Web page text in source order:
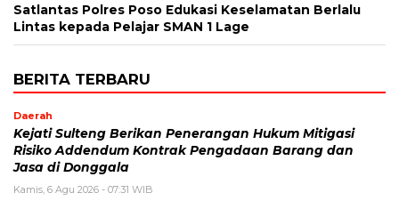
Satlantas Polres Poso Edukasi Keselamatan Berlalu
Lintas kepada Pelajar SMAN 1 Lage
BERITA TERBARU
Daerah
Kejati Sulteng Berikan Penerangan Hukum Mitigasi
Risiko Addendum Kontrak Pengadaan Barang dan
Jasa di Donggala
Kamis, 6 Agu 2026 - 07:31 WIB